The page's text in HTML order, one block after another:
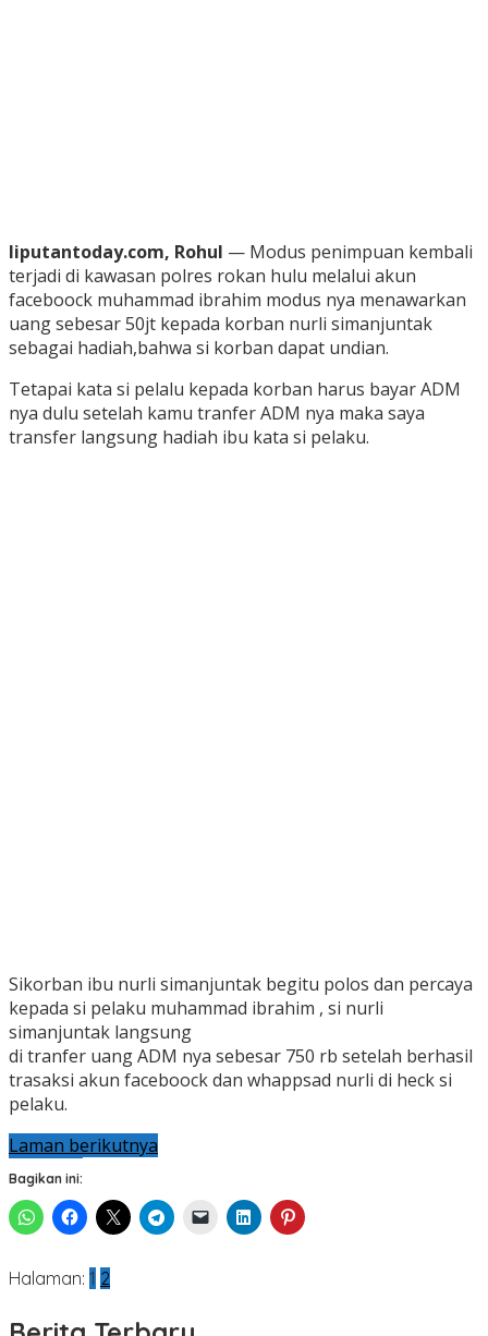
liputantoday.com, Rohul — Modus penimpuan kembali
terjadi di kawasan polres rokan hulu melalui akun
faceboock muhammad ibrahim modus nya menawarkan
uang sebesar 50jt kepada korban nurli simanjuntak
sebagai hadiah,bahwa si korban dapat undian.
Tetapai kata si pelalu kepada korban harus bayar ADM
nya dulu setelah kamu tranfer ADM nya maka saya
transfer langsung hadiah ibu kata si pelaku.
Sikorban ibu nurli simanjuntak begitu polos dan percaya
kepada si pelaku muhammad ibrahim , si nurli
simanjuntak langsung
di tranfer uang ADM nya sebesar 750 rb setelah berhasil
trasaksi akun faceboock dan whappsad nurli di heck si
pelaku.
Laman berikutnya
Bagikan ini:
Halaman: 1 2